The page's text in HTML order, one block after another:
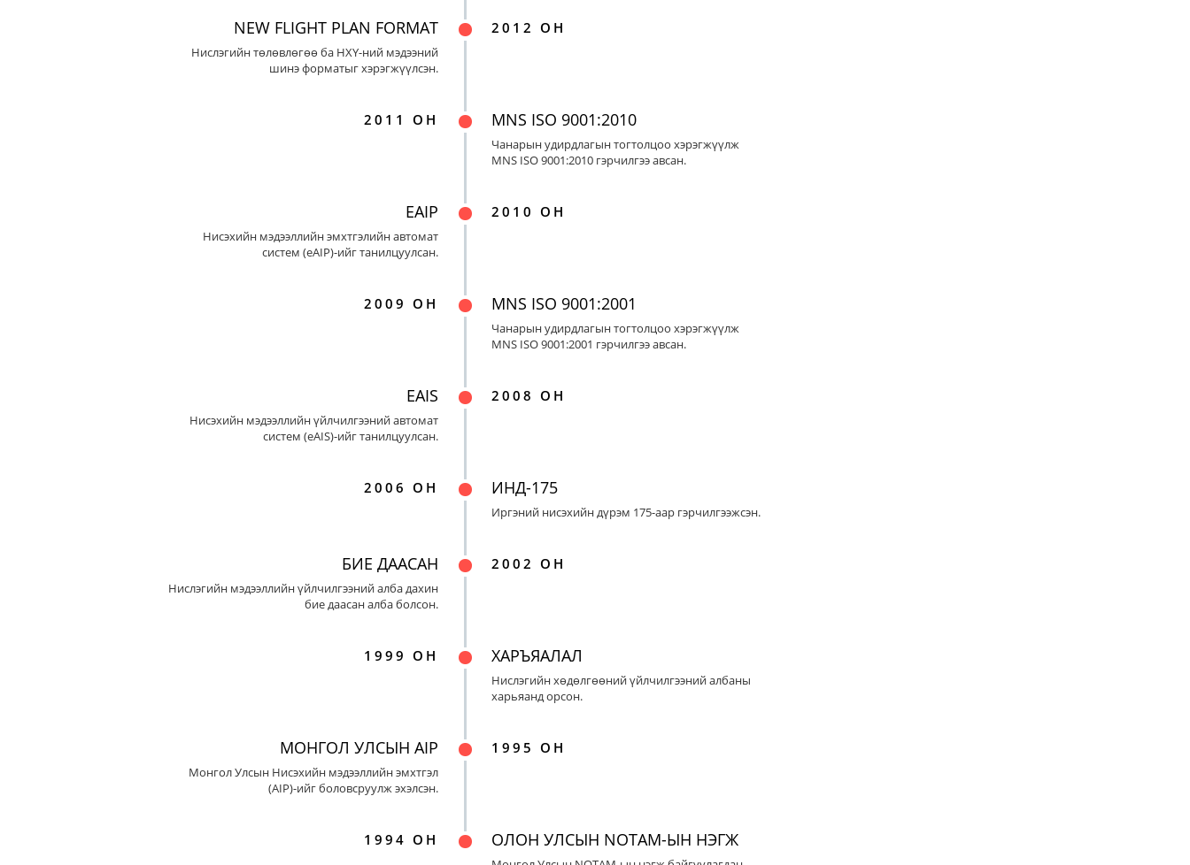
2012 ОН
NEW FLIGHT PLAN FORMAT
Нислэгийн төлөвлөгөө ба НХҮ-ний мэдээний
шинэ форматыг хэрэгжүүлсэн.
2011 ОН MNS ISO 9001:2010
Чанарын удирдлагын тогтолцоо хэрэгжүүлж
MNS ISO 9001:2010 гэрчилгээ авсан.
2010 ОН
EAIP
Нисэхийн мэдээллийн эмхтгэлийн автомат
систем (eAIP)-ийг танилцуулсан.
2009 ОН MNS ISO 9001:2001
Чанарын удирдлагын тогтолцоо хэрэгжүүлж
MNS ISO 9001:2001 гэрчилгээ авсан.
2008 ОН
EAIS
Нисэхийн мэдээллийн үйлчилгээний автомат
систем (eAIS)-ийг танилцуулсан.
2006 ОН ИНД-175
Иргэний нисэхийн дүрэм 175-аар гэрчилгээжсэн.
2002 ОН
БИЕ ДААСАН
Нислэгийн мэдээллийн үйлчилгээний алба дахин
бие даасан алба болсон.
1999 ОН ХАРЪЯАЛАЛ
Нислэгийн хөдөлгөөний үйлчилгээний албаны
харьяанд орсон.
1995 ОН
МОНГОЛ УЛСЫН AIP
Монгол Улсын Нисэхийн мэдээллийн эмхтгэл
(AIP)-ийг боловсруулж эхэлсэн.
1994 ОН ОЛОН УЛСЫН NOTAM-ЫН НЭГЖ